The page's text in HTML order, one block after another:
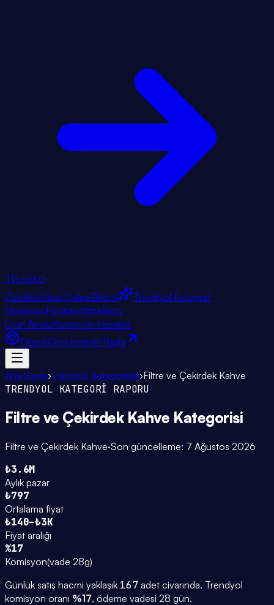
TPro360
ÖzelliklerNasıl ÇalışırEklenti
Trendyol Fotoğraf
StüdyosuFiyatlandırmaBlog
Ürün AnalizKomisyon Hesapla
EklentiGirişÜcretsiz Başla
Ana Sayfa›Trendyol Kategorileri›Filtre ve Çekirdek Kahve
TRENDYOL KATEGORİ RAPORU
Filtre ve Çekirdek Kahve Kategorisi
Filtre ve Çekirdek Kahve·Son güncelleme: 7 Ağustos 2026
₺3.6M
Aylık pazar
₺797
Ortalama fiyat
₺140–₺3K
Fiyat aralığı
%17
Komisyon(vade 28g)
Günlük satış hacmi yaklaşık 167adet civarında. Trendyol
komisyon oranı %17, ödeme vadesi 28 gün.